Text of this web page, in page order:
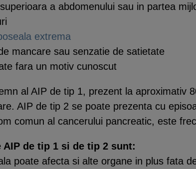
a abdomenului sau in partea
extrema
mancare sau senzatie de satietate
fara un motiv cunoscut
al AIP de tip 1, prezent la aproximativ
AIP de tip 2 se poate prezenta cu
comun al cancerului pancreatic, este
de tip 1 si de tip 2 sunt:
poate afecta si alte organe in plus fata